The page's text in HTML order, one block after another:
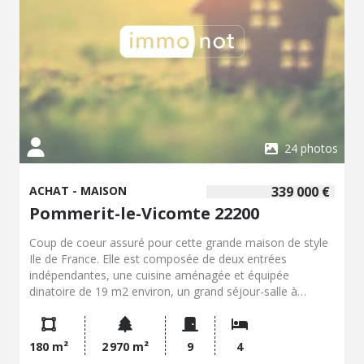
24 photos
339 000 €
ACHAT - MAISON
Pommerit-le-Vicomte 22200
Coup de coeur assuré pour cette grande maison de style
Ile de France. Elle est composée de deux entrées
indépendantes, une cuisine aménagée et équipée
dinatoire de 19 m2 environ, un grand séjour-salle à
plafond "cathédrale" qui ne manquera pas de vous
impressionner, un débarra, une arrière cuisine, deux
grandes chambres de plein pied avec chacune sa salle
180 m² 2 970 m² 9 4